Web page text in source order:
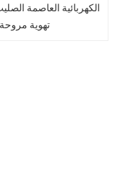
الكهربائية العاصمة
تهوية